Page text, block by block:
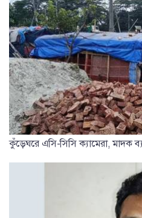
কুঁড়েঘরে এসি-সিসি ক্যামেরা, মাদক